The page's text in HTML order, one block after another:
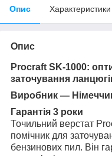
Опис Характеристики
Опис
Procraft SK-1000:
заточування
Виробник —
Гарантія 3 роки
Точильний верстат
помічник для
бензинових пил. Він